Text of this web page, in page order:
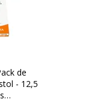
de
- 12,5